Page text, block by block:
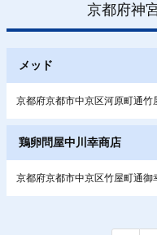
京都府神
メッド
京都府京都市中京区河原町通竹
鶏卵問屋中川幸商店
京都府京都市中京区竹屋町通御